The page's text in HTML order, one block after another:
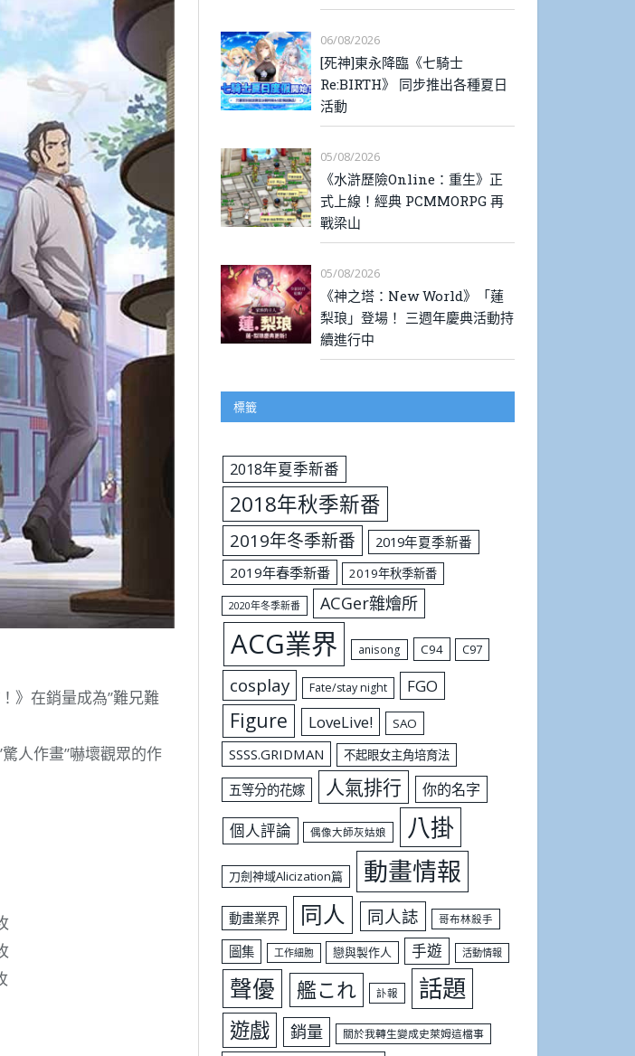
》在銷量成為”難兄難
人作畫”嚇壞觀眾的作
06/08/2026
[死神]東永降臨《七騎士
Re:BIRTH》 同步推出各種夏日
活動
05/08/2026
《水滸歷險Online：重生》正
式上線！經典 PCMMORPG 再
戰梁山
05/08/2026
《神之塔：New World》「蓮
梨琅」登場！ 三週年慶典活動持
續進行中
標籤
2018年夏季新番
2018年秋季新番
2019年冬季新番
2019年夏季新番
2019年春季新番
2019年秋季新番
2020年冬季新番 ACGer雜燴所
ACG業界 anisong C94 C97
cosplay Fate/stay night FGO
Figure LoveLive! SAO
SSSS.GRIDMAN 不起眼女主角培育法
五等分的花嫁 人氣排行 你的名字
個人評論 偶像大師灰姑娘 八掛
刀劍神域Alicization篇 動畫情報
動畫業界 同人 同人誌 哥布林殺手
圖集 工作細胞 戀與製作人 手遊 活動情報
聲優 艦これ 訃報 話題
遊戲 銷量 關於我轉生變成史萊姆這檔事